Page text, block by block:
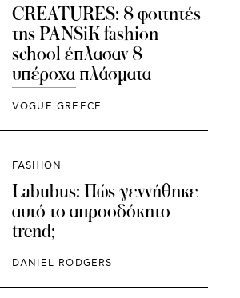
CREATURES: 8 φοιτητές
της PANSiK fashion
school έπλασαν 8
υπέροχα πλάσματα
VOGUE GREECE
FASHION
Labubus: Πώς γεννήθηκε
αυτό το απροσδόκητο
trend;
DANIEL RODGERS